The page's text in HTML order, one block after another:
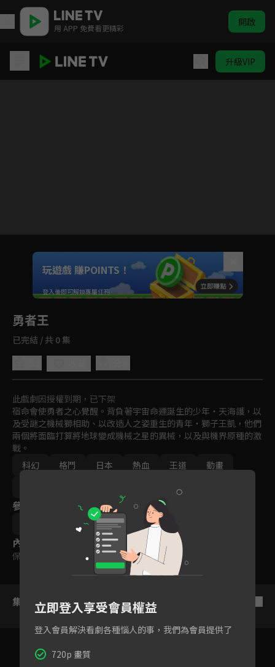
用 APP 免費看更精彩 開啟
升級VIP
Unmute
如有不便請見諒
玩遊戲 賺POINTS！
登入後即可解鎖專屬任務
勇者王
已完結 / 共 0 集
此戲劇因授權到期，已下架
宿命會使勇者之心覺醒。背負著宇宙命運誕生的少年・天海護，以
及受謎之機械獅相助、以改造人之姿重生的青年・獅子王凱，他們
兩個將面臨打算將地球變成機械之星的異械，以及與機界原種的激
戰。
科幻
格鬥 日本 熱血 王道
動畫
參與演員
內容標籤
保護級
集數列表立即登入享受會員權益
登入會員解決看劇各種惱人的事，我們為會員提供了
720p 畫質